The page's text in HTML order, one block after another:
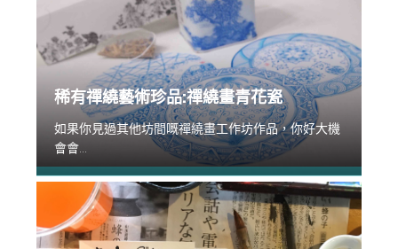
稀有禪繞藝術珍品:禪繞畫青花瓷
如果你見過其他坊間嘅禪繞畫工作坊作品，你好大機
會會...